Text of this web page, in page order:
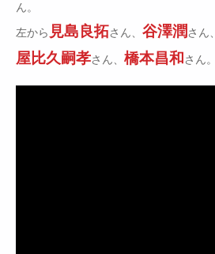
ん。
左から 見島良拓さん、 谷澤潤 さん、
屋比久嗣孝さん、 橋本昌和さん。